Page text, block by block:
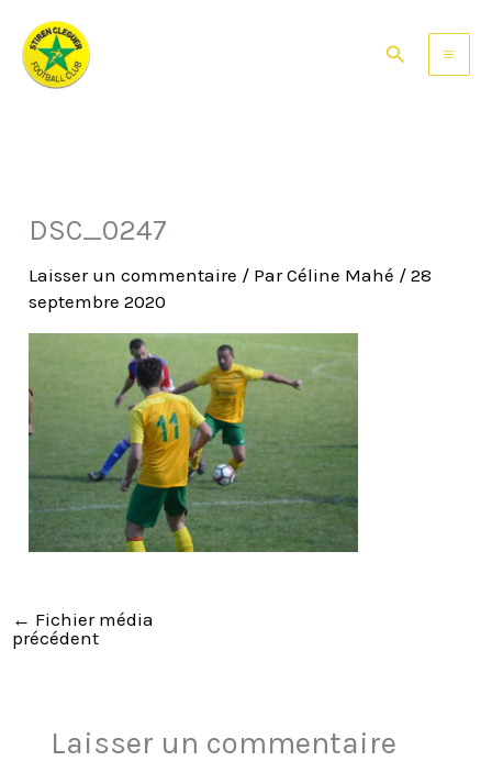
contenu
Rechercher
DSC_0247
Laisser un commentaire / ParCéline Mahé /28
septembre 2020
← Fichier média
précédent
Laisser un commentaire